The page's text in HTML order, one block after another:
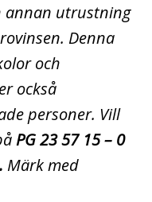
annan utrustning
Denna
och
också
personer. Vill
PG 23 57 15 – 0
Märk med